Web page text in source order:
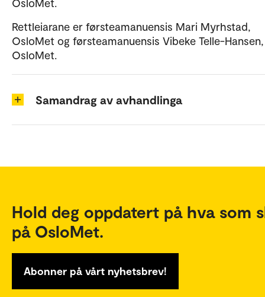
Rettleiarane er førsteamanuensis Mari Myrhstad,
OsloMet og førsteamanuensis Vibeke Telle-Hansen,
OsloMet.
Samandrag av avhandlinga
Hold deg oppdatert på hva som
på OsloMet.
Abonner på vårt nyhetsbrev!